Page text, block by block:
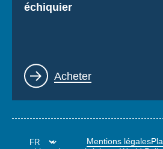
échiquier
Lien
Acheter
Mentions légales